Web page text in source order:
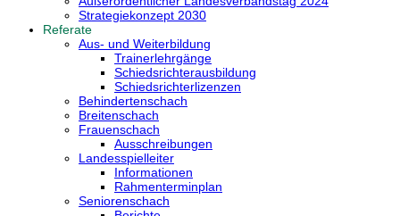
Strategiekonzept 2030
Referate
Aus- und Weiterbildung
Trainerlehrgänge
Schiedsrichterausbildung
Schiedsrichterlizenzen
Behindertenschach
Breitenschach
Frauenschach
Ausschreibungen
Landesspielleiter
Informationen
Rahmenterminplan
Seniorenschach